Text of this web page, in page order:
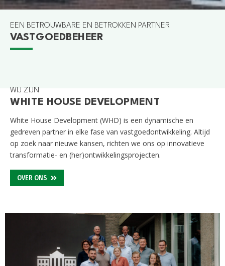
EEN BETROUWBARE EN BETROKKEN PARTNER
VASTGOEDBEHEER
GOUDA
GOUWEKERK
TIELWEG 26/28/30
WIJ ZIJN
WHITE HOUSE DEVELOPMENT
White House Development (WHD) is een dynamische en
gedreven partner in elke fase van vastgoedontwikkeling. Altijd
op zoek naar nieuwe kansen, richten we ons op innovatieve
transformatie- en (her)ontwikkelingsprojecten.
OVER ONS